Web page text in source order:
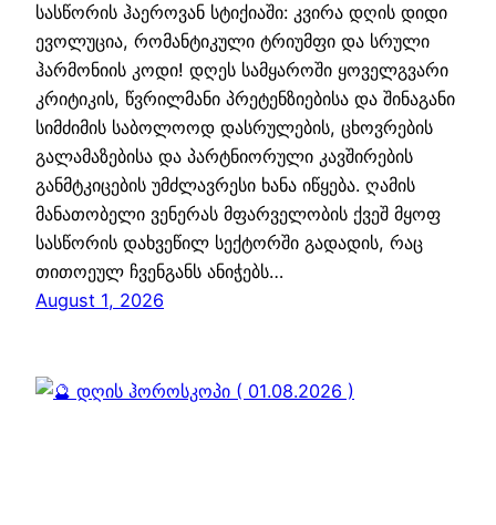
სასწორის ჰაეროვან სტიქიაში: კვირა დღის დიდი
ევოლუცია, რომანტიკული ტრიუმფი და სრული
ჰარმონიის კოდი! დღეს სამყაროში ყოველგვარი
კრიტიკის, წვრილმანი პრეტენზიებისა და შინაგანი
სიმძიმის საბოლოოდ დასრულების, ცხოვრების
გალამაზებისა და პარტნიორული კავშირების
განმტკიცების უმძლავრესი ხანა იწყება. ღამის
მანათობელი ვენერას მფარველობის ქვეშ მყოფ
სასწორის დახვეწილ სექტორში გადადის, რაც
თითოეულ ჩვენგანს ანიჭებს…
August 1, 2026